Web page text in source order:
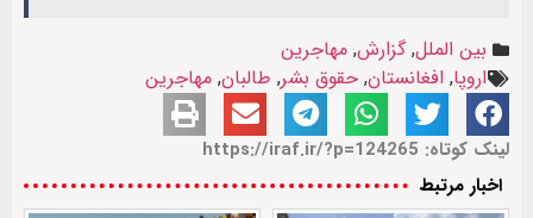
بین الملل,گزارش, مهاجرین
اروپا, افغانستان, حقوق بشر, طالبان, مهاجرین
لینک کوتاه: https://iraf.ir/?p=124265
اخبار مرتبط